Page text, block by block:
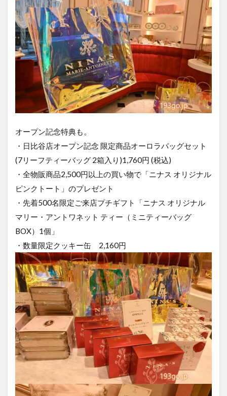
オープン記念特典も。
・日比谷店オープン記念 限定商品オーロラバッグセット
(7リーフティーバッグ 2箱入り)1,760円 (税込)
・全物販商品2,500円以上の買い物で「ニナス オリジナル
ピンクトート」のプレゼント
・先着500名限定ご来店プチギフト「ニナス オリジナル
マリー・アントワネット ティー（ミニティーバッグ
BOX）1個」
・数量限定クッキー缶 2,160円